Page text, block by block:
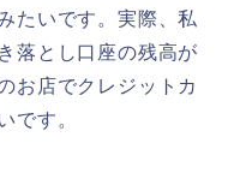
たいです。実際、私
落とし口座の残高が
お店でクレジットカ
です。